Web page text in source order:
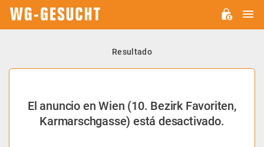
Resultado
El anuncio en Wien (10. Bezirk Favoriten,
Karmarschgasse) está desactivado.